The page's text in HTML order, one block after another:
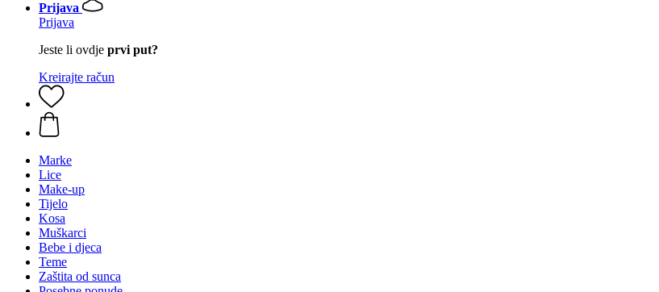
Prijava
Prijava
Jeste li ovdje prvi put?
Kreirajte račun
Marke
Lice
Make-up
Tijelo
Kosa
Muškarci
Bebe i djeca
Teme
Zaštita od sunca